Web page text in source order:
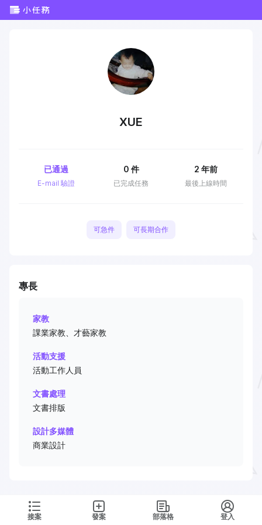
接案 發案 部落格 登入
XUE
E-mail 驗證
已通過
已完成任務
0 件
最後上線時間
2 年前
可急件 可長期合作
專長
家教
課業家教、才藝家教
活動支援
活動工作人員
文書處理
文書排版
設計多媒體
商業設計